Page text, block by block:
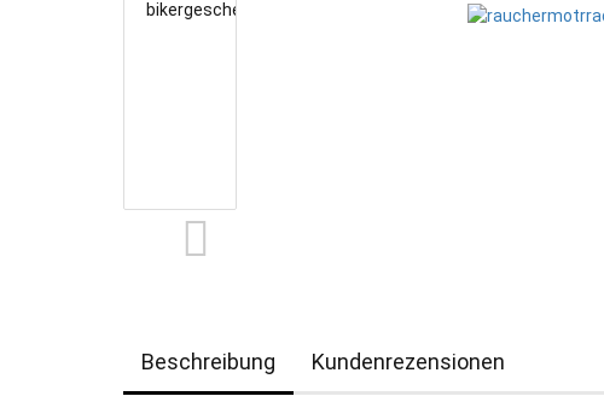
Beschreibung Kundenrezensionen